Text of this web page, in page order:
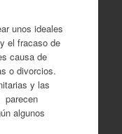
unos ideales
el fracaso de
causa de
o divorcios.
y las
parecen
algunos